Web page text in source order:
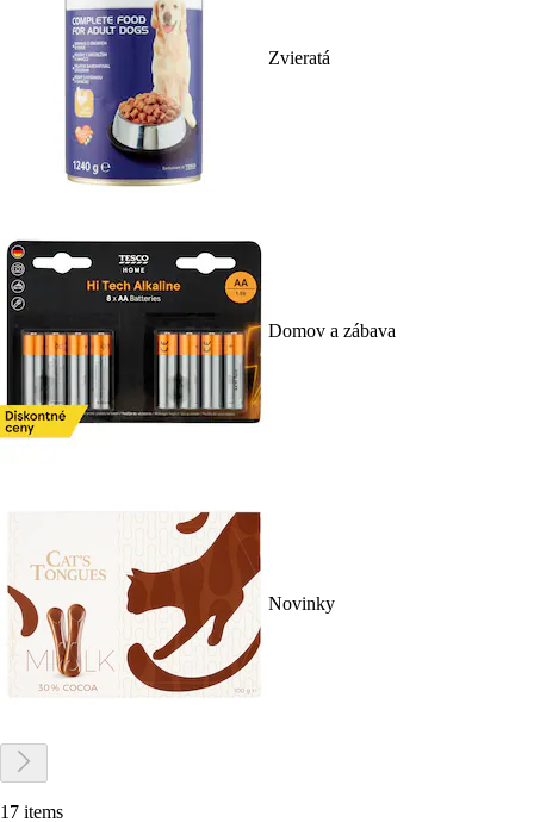
Zvieratá
Domov a zábava
Novinky
17 items